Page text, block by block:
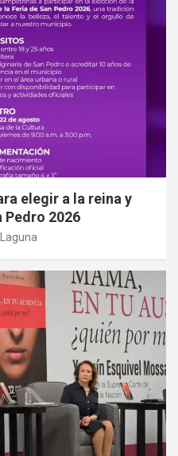
elegir a la reina y
Pedro 2026